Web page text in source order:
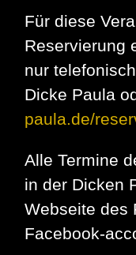
Für diese
Reservierung
nur
Dicke Paula
paula.de/
Alle Termine
in der Dicken
Webseite des
Facebook-